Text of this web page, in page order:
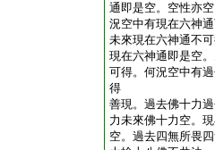
通即是空。空性亦
況空中有現在六神
未來現在六神通不
現在六神通即是空
可得。何況空中有
得
善現。過去佛十力
力未來佛十力空。
空。過去四無所畏